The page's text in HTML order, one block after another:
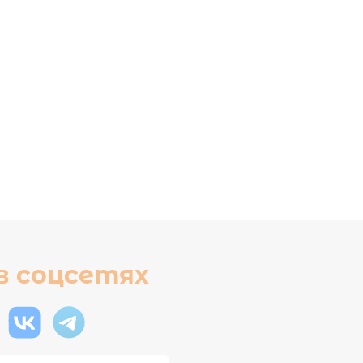
соцсетях